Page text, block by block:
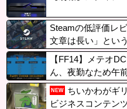
Steamの低評価レ
文章は長い」とい
【FF14】メテオ
ん、夜勤なため午
しないと嘆く。→
内フリーマッチン
NEW
ちいかわがギ
ビジネスコンテン